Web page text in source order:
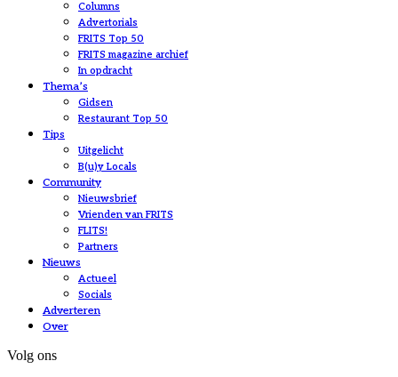
Columns
Advertorials
FRITS Top 50
FRITS magazine archief
In opdracht
Thema’s
Gidsen
Restaurant Top 50
Tips
Uitgelicht
B(u)y Locals
Community
Nieuwsbrief
Vrienden van FRITS
FLITS!
Partners
Nieuws
Actueel
Socials
Adverteren
Over
Volg ons